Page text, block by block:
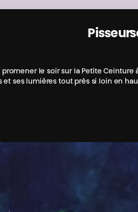
le soir sur la Petite
ses lumières tout près si loin en